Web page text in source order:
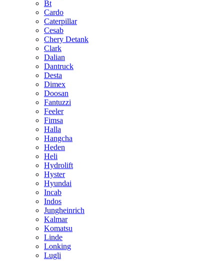
Bt
Cardo
Caterpillar
Cesab
Chery Detank
Clark
Dalian
Dantruck
Desta
Dimex
Doosan
Fantuzzi
Feeler
Fimsa
Halla
Hangcha
Heden
Heli
Hydrolift
Hyster
Hyundai
Incab
Indos
Jungheinrich
Kalmar
Komatsu
Linde
Lonking
Lugli